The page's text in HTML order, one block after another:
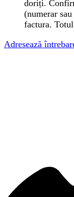
doriți.
(numerar
factura.
Adresează